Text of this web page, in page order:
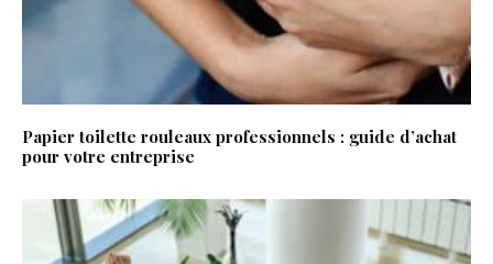
Papier toilette rouleaux professionnels : guide d’achat
pour votre entreprise